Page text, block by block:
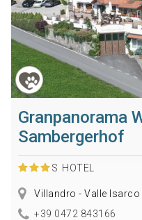
Granpanorama
Sambergerhof
S HOTEL
Villandro - Valle Isarco
+39 0472 843166